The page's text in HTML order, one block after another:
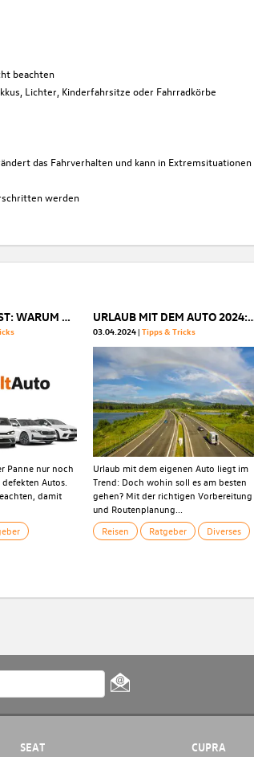
beachten
Lichter, Kinderfahrsitze oder Fahrradkörbe
das Fahrverhalten und kann in
werden
ABSCHLEPPDIENST: WARUM ER WICHTIG IST
Panne nur noch
Autos.
damit
URLAUB MIT DEM AUTO
03.04.2024 Tipps & Tricks
Urlaub mit dem eigenen Auto liegt im
Trend: Doch wohin soll es am besten
gehen? Mit der richtigen Vorbereitung
und Routenplanung...
Reisen
Ratgeber Diverses
SEAT CUPRA